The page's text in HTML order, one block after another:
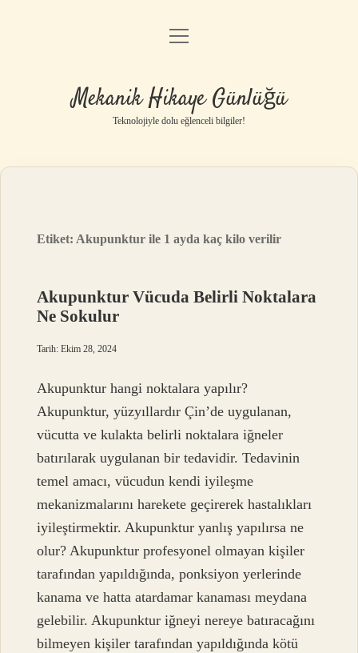
Anasayfa
Yasal Uyarı
menüyü
Mekanik Hikaye Günlüğü
Teknolojiyle dolu eğlenceli bilgiler!
Etiket: Akupunktur ile 1 ayda kaç kilo verilir
Akupunktur Vücuda Belirli Noktalara
Ne Sokulur
Tarih: Ekim 28, 2024
Akupunktur hangi noktalara yapılır?
Akupunktur, yüzyıllardır Çin’de uygulanan,
vücutta ve kulakta belirli noktalara iğneler
batırılarak uygulanan bir tedavidir. Tedavinin
temel amacı, vücudun kendi iyileşme
mekanizmalarını harekete geçirerek hastalıkları
iyileştirmektir. Akupunktur yanlış yapılırsa ne
olur? Akupunktur profesyonel olmayan kişiler
tarafından yapıldığında, ponksiyon yerlerinde
kanama ve hatta atardamar kanaması meydana
gelebilir. Akupunktur iğneyi nereye batıracağını
bilmeyen kişiler tarafından yapıldığında kötü